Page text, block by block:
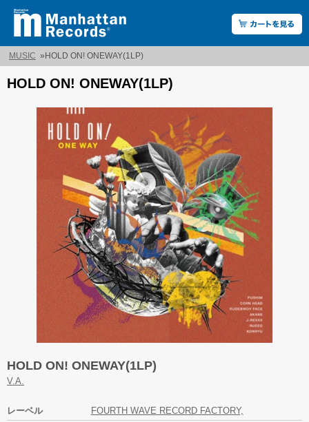
MUSIC » HOLD ON! ONEWAY(1LP)
HOLD ON! ONEWAY(1LP)
HOLD ON! ONEWAY(1LP)
V.A.
レーベル
FOURTH WAVE RECORD FACTORY,